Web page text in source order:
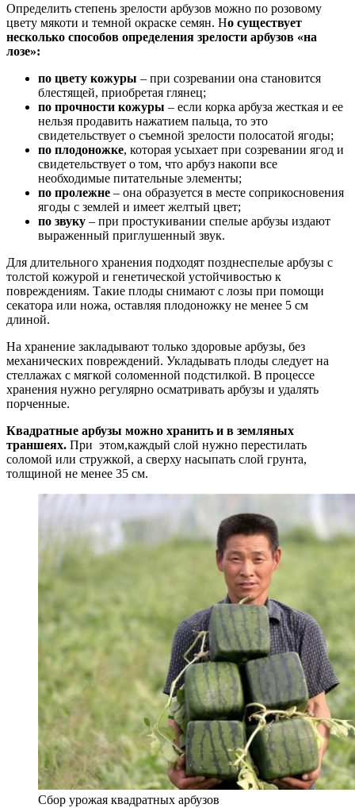
Определить степень зрелости арбузов можно по розовому
цвету мякоти и темной окраске семян. Но существует
несколько способов определения зрелости арбузов «на
лозе»:
по цвету кожуры – при созревании она становится
блестящей, приобретая глянец;
по прочности кожуры – если корка арбуза жесткая и ее
нельзя продавить нажатием пальца, то это
свидетельствует о съемной зрелости полосатой ягоды;
по плодоножке, которая усыхает при созревании ягод и
свидетельствует о том, что арбуз накопи все
необходимые питательные элементы;
по пролежне – она образуется в месте соприкосновения
ягоды с землей и имеет желтый цвет;
по звуку – при простукивании спелые арбузы издают
выраженный приглушенный звук.
Для длительного хранения подходят позднеспелые арбузы с
толстой кожурой и генетической устойчивостью к
повреждениям. Такие плоды снимают с лозы при помощи
секатора или ножа, оставляя плодоножку не менее 5 см
длиной.
На хранение закладывают только здоровые арбузы, без
механических повреждений. Укладывать плоды следует на
стеллажах с мягкой соломенной подстилкой. В процессе
хранения нужно регулярно осматривать арбузы и удалять
порченные.
Квадратные арбузы можно хранить и в земляных
траншеях. При этом,каждый слой нужно перестилать
соломой или стружкой, а сверху насыпать слой грунта,
толщиной не менее 35 см.
Сбор урожая квадратных арбузов